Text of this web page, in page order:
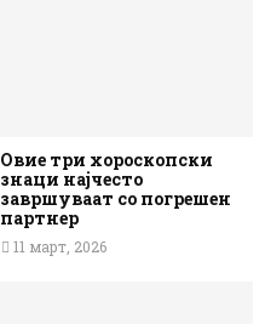
Овие три хороскопски
знаци најчесто
завршуваат со погрешен
партнер
11 март, 2026